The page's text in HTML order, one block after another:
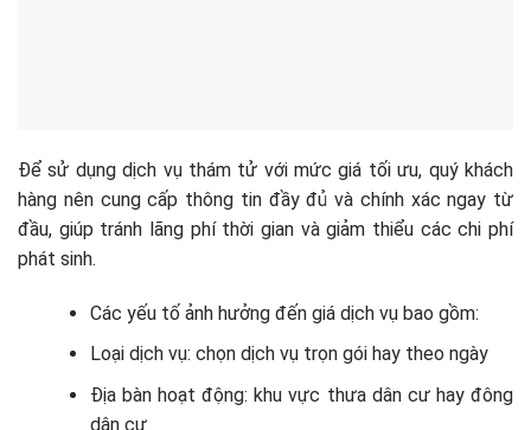
Để sử dụng dịch vụ thám tử với mức giá tối ưu, quý khách
hàng nên cung cấp thông tin đầy đủ và chính xác ngay từ
đầu, giúp tránh lãng phí thời gian và giảm thiểu các chi phí
phát sinh.
Các yếu tố ảnh hưởng đến giá dịch vụ bao gồm:
Loại dịch vụ: chọn dịch vụ trọn gói hay theo ngày
Địa bàn hoạt động: khu vực thưa dân cư hay đông
dân cư